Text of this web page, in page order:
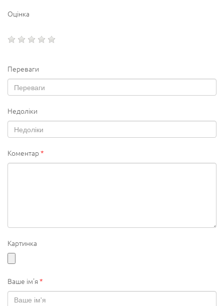
Оцінка
Переваги
Недоліки
Коментар*
Картинка
Ваше ім'я*